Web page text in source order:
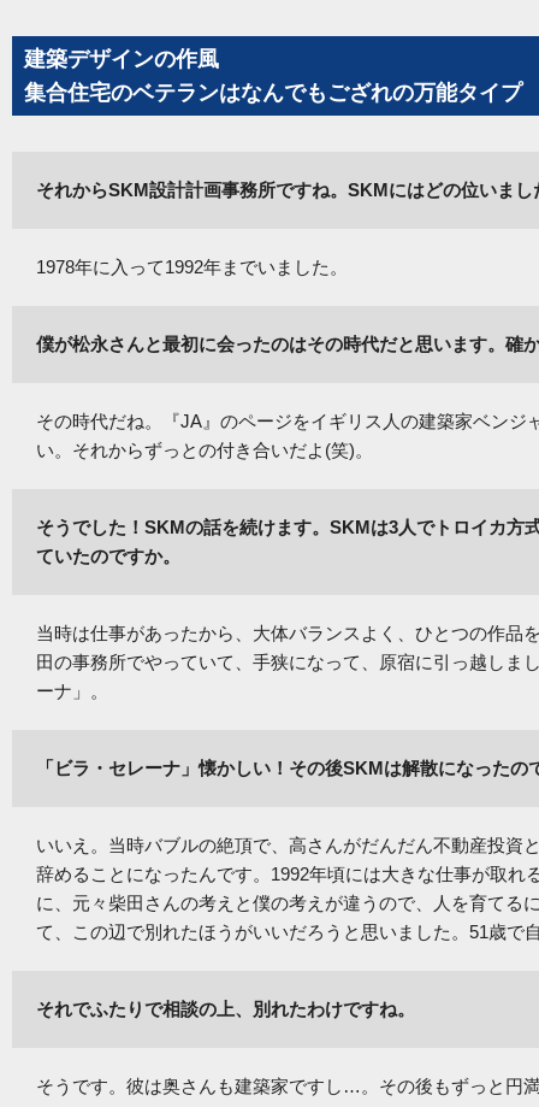
建築デザインの作風
集合住宅のベテランはなんでもござれの万能タイプ
それからSKM設計計画事務所ですね。SKMにはどの位いまし
1978年に入って1992年までいました。
僕が松永さんと最初に会ったのはその時代だと思います。確
その時代だね。『JA』のページをイギリス人の建築家ベンジ
い。それからずっとの付き合いだよ(笑)。
そうでした！SKMの話を続けます。SKMは3人でトロイカ方
ていたのですか。
当時は仕事があったから、大体バランスよく、ひとつの作品
田の事務所でやっていて、手狭になって、原宿に引っ越しま
ーナ」。
「ビラ・セレーナ」懐かしい！その後SKMは解散になったの
いいえ。当時バブルの絶頂で、高さんがだんだん不動産投資
辞めることになったんです。1992年頃には大きな仕事が取れ
に、元々柴田さんの考えと僕の考えが違うので、人を育てる
て、この辺で別れたほうがいいだろうと思いました。51歳で
それでふたりで相談の上、別れたわけですね。
そうです。彼は奥さんも建築家ですし…。その後もずっと円